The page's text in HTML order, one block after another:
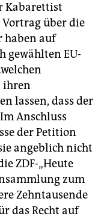
Kabarettist
über die
haben auf
gewählten EU-
ihren
lassen, dass der
Anschluss
der Petition
angeblich nicht
ZDF-„Heute
zum
Zehntausende
das Recht auf